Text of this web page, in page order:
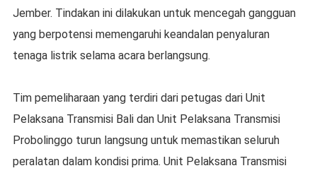
Jember. Tindakan ini dilakukan untuk mencegah gangguan
yang berpotensi memengaruhi keandalan penyaluran
tenaga listrik selama acara berlangsung.
Tim pemeliharaan yang terdiri dari petugas dari Unit
Pelaksana Transmisi Bali dan Unit Pelaksana Transmisi
Probolinggo turun langsung untuk memastikan seluruh
peralatan dalam kondisi prima. Unit Pelaksana Transmisi